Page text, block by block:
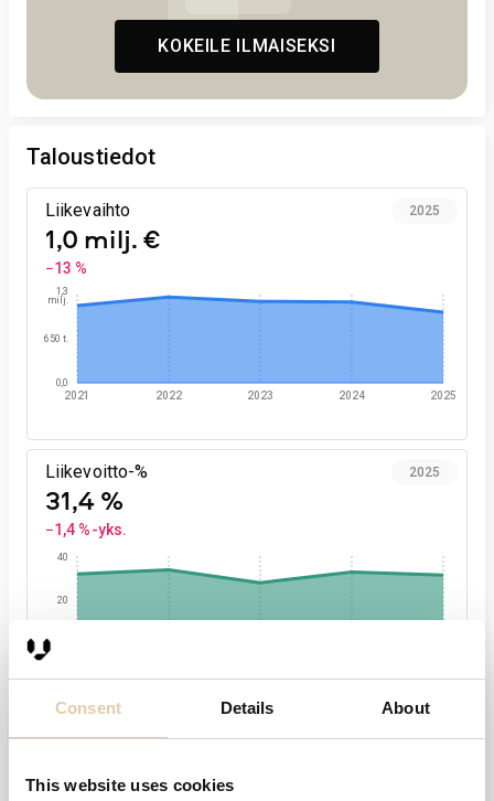
Consent Details About
This website uses cookies
KOKEILE ILMAISEKSI
Taloustiedot
Liikevaihto
1,0 milj. €
−13 %
2025
2021 2022 2023 2024 2025
0,0
650 t.
1,3
milj.
Liikevoitto-%
31,4 %
−1,4 %-yks.
2025
20
40
Henkilöstö
−17 %